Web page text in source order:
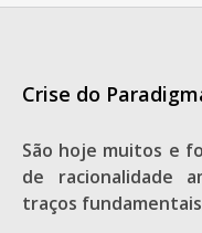
Crise do
São hoje muitos e
de racionalidade
traços